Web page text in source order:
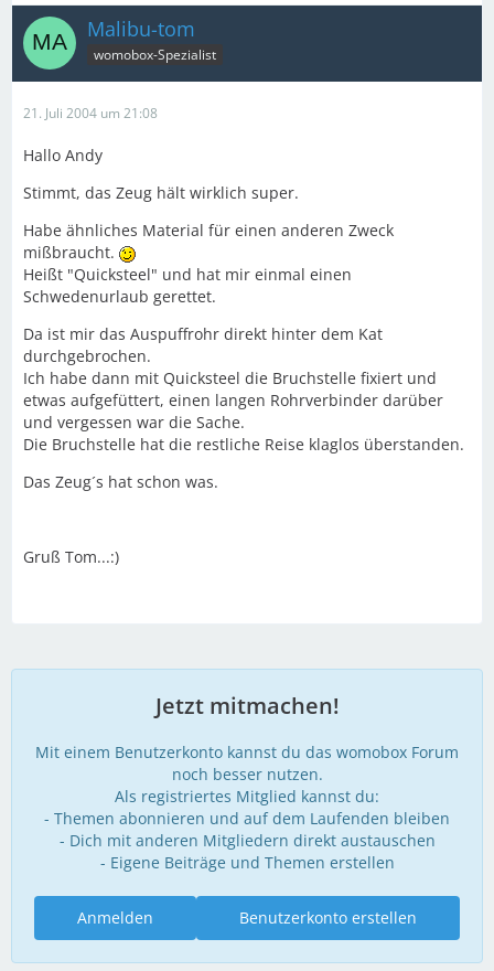
Malibu-tom
womobox-Spezialist
21. Juli 2004 um 21:08
Hallo Andy
Stimmt, das Zeug hält wirklich super.
Habe ähnliches Material für einen anderen Zweck
mißbraucht.
Heißt "Quicksteel" und hat mir einmal einen
Schwedenurlaub gerettet.
Da ist mir das Auspuffrohr direkt hinter dem Kat
durchgebrochen.
Ich habe dann mit Quicksteel die Bruchstelle fixiert und
etwas aufgefüttert, einen langen Rohrverbinder darüber
und vergessen war die Sache.
Die Bruchstelle hat die restliche Reise klaglos überstanden.
Das Zeug´s hat schon was.
Gruß Tom...:)
Jetzt mitmachen!
Mit einem Benutzerkonto kannst du das womobox Forum
noch besser nutzen.
Als registriertes Mitglied kannst du:
- Themen abonnieren und auf dem Laufenden bleiben
- Dich mit anderen Mitgliedern direkt austauschen
- Eigene Beiträge und Themen erstellen
Benutzerkonto erstellen
Anmelden